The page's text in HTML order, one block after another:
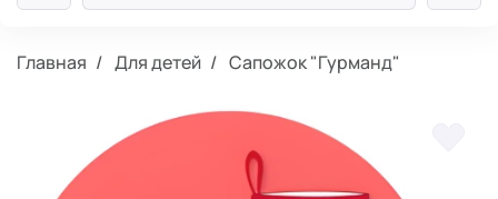
Главная Для детей Сапожок "Гурманд"